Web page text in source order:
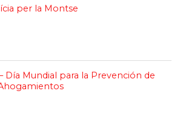
per la Montse
Día Mundial para la Prevención de